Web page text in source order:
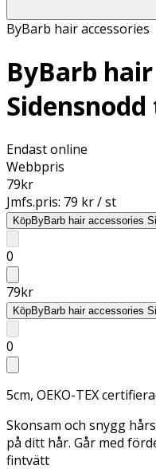
ByBarb hair accessories
ByBarb
Endast online
Webbpris
79kr
Jmfs.pris: 79 kr / st
KöpByBarb hair accessories
0
79kr
KöpByBarb hair accessories
0
5cm, OEKO-TEX
Skonsam och snygg
på ditt hår. Går med
fintvätt